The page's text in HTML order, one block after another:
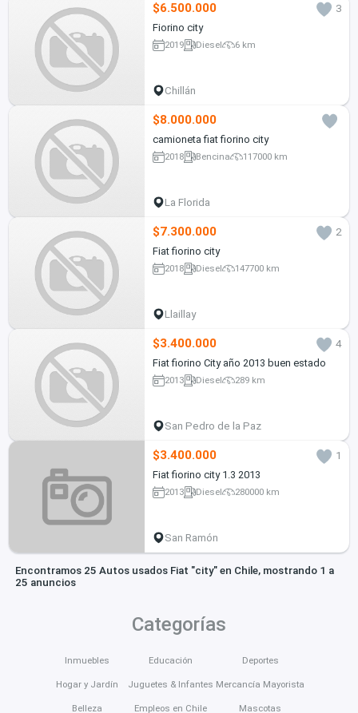
$6.500.000
3
Fiorino city
2019 Diesel 6 km
Chillán
$8.000.000
camioneta fiat fiorino city
2018 Bencina 117000 km
La Florida
$7.300.000
2
Fiat fiorino city
2018 Diesel 147700 km
Llaillay
$3.400.000
4
Fiat fiorino City año 2013 buen estado
2013 Diesel 289 km
San Pedro de la Paz
$3.400.000
1
Fiat fiorino city 1.3 2013
2013 Diesel 280000 km
San Ramón
Encontramos 25 Autos usados Fiat "city" en Chile, mostrando 1 a
25 anuncios
Categorías
Inmuebles
Hogar y Jardín
Belleza
Educación
Juguetes & Infantes
Empleos en Chile
Deportes
Mercancía Mayorista
Mascotas